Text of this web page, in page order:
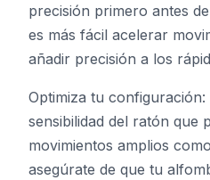
precisión primero antes
es más fácil acelerar
añadir precisión a los
Optimiza tu
sensibilidad del ratón que
movimientos amplios
asegúrate de que tu